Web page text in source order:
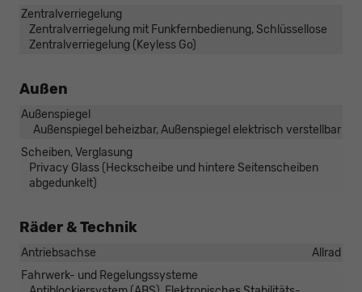
Zentralverriegelung
Zentralverriegelung mit Funkfernbedienung, Schlüssellose
Zentralverriegelung (Keyless Go)
Außen
Außenspiegel
Außenspiegel beheizbar, Außenspiegel elektrisch verstellbar
Scheiben, Verglasung
Privacy Glass (Heckscheibe und hintere Seitenscheiben
abgedunkelt)
Räder & Technik
Antriebsachse
Allrad
Fahrwerk- und Regelungssysteme